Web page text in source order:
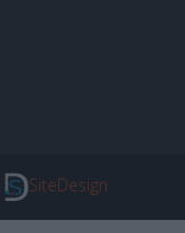
SiteDesign